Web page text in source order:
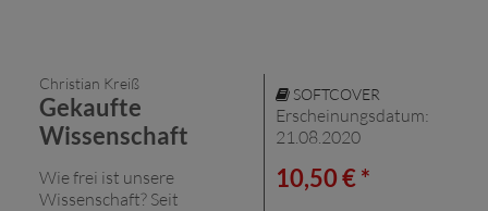
Christian Kreiß
Gekaufte
Wissenschaft
Wie frei ist unsere
Wissenschaft? Seit
SOFTCOVER
Erscheinungsdatum:
21.08.2020
10,50 € *